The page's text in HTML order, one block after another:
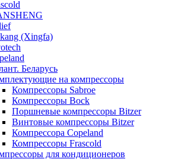
(Xingfa)
Беларусь
на компрессоры
Компрессоры Sabroe
Компрессоры Bock
Поршневые компрессоры Bitzer
Винтовые компрессоры Bitzer
Компрессора Copeland
Компрессоры Frascold
для кондиционеров